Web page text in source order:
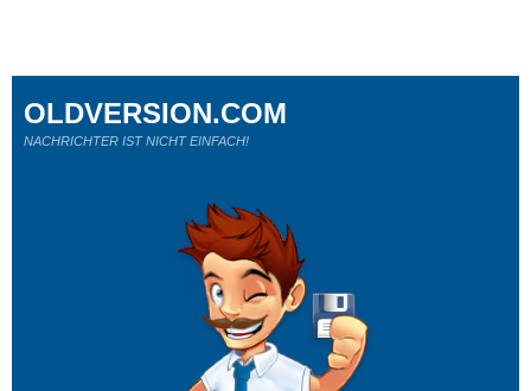
OLDVERSION.COM
NACHRICHTER IST NICHT EINFACH!